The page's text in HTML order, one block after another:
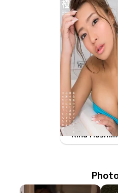
Rina
FAKWM-
Apr 5